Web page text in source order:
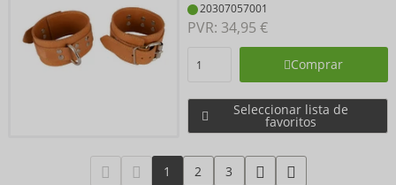
20307057001
PVR: 34,95 €
Comprar
Seleccionar lista de
favoritos
1 2 3